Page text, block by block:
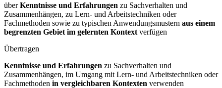
überKenntnisse und Erfahrungen zu Sachverhalten und
Zusammenhängen, zu Lern- und Arbeitstechniken oder
Fachmethoden sowie zu typischen Anwendungsmustern aus einem
begrenzten Gebiet im gelernten Kontext verfügen
Übertragen
Kenntnisse und Erfahrungen zu Sachverhalten und
Zusammenhängen, im Umgang mit Lern- und Arbeitstechniken oder
Fachmethoden in vergleichbaren Kontexten verwenden